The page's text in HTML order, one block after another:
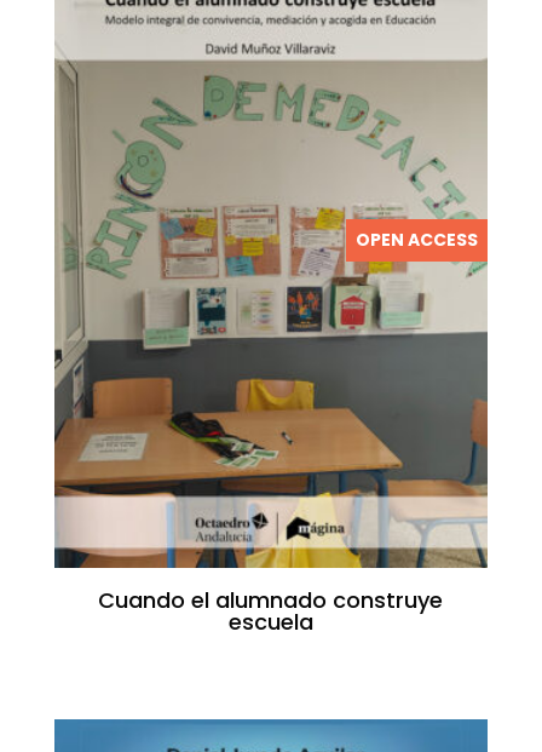
OPEN ACCESS
Cuando el alumnado construye
escuela